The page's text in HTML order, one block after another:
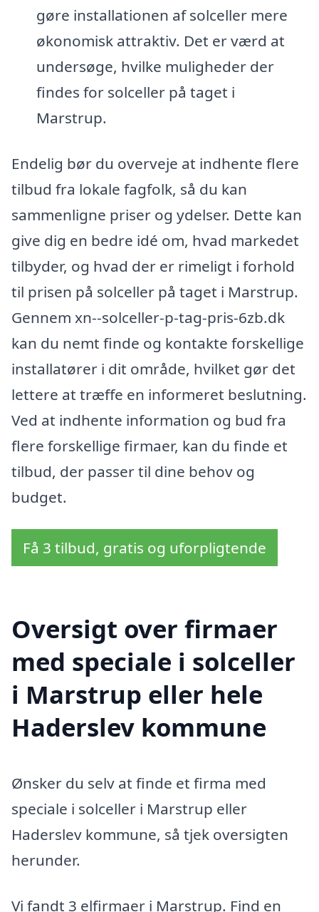
gøre installationen af solceller mere
økonomisk attraktiv. Det er værd at
undersøge, hvilke muligheder der
findes for solceller på taget i
Marstrup.
Endelig bør du overveje at indhente flere
tilbud fra lokale fagfolk, så du kan
sammenligne priser og ydelser. Dette kan
give dig en bedre idé om, hvad markedet
tilbyder, og hvad der er rimeligt i forhold
til prisen på solceller på taget i Marstrup.
Gennem xn--solceller-p-tag-pris-6zb.dk
kan du nemt finde og kontakte forskellige
installatører i dit område, hvilket gør det
lettere at træffe en informeret beslutning.
Ved at indhente information og bud fra
flere forskellige firmaer, kan du finde et
tilbud, der passer til dine behov og
budget.
Få 3 tilbud, gratis og uforpligtende
Oversigt over firmaer
med speciale i solceller
i Marstrup eller hele
Haderslev kommune
Ønsker du selv at finde et firma med
speciale i solceller i Marstrup eller
Haderslev kommune, så tjek oversigten
herunder.
Vi fandt 3 elfirmaer i Marstrup. Find en